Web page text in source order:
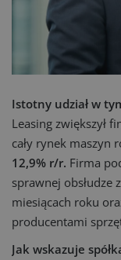
Istotny udział w
Leasing zwiększył
cały rynek maszyn
12,9% r/r. Firma
sprawnej obsłudze
miesiącach roku
producentami
Jak wskazuje